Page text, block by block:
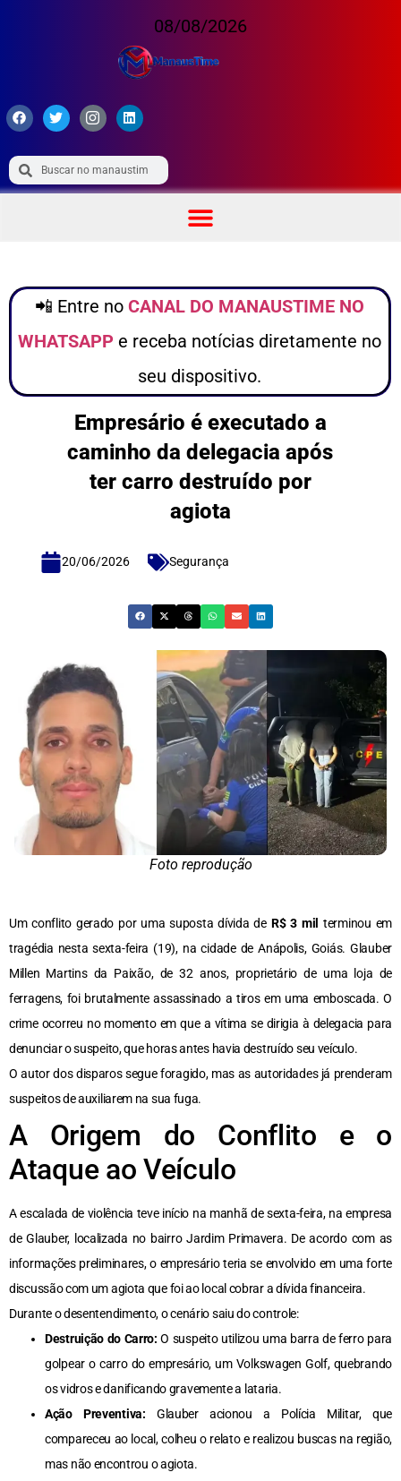
08/08/2026
📲 Entre no CANAL DO MANAUSTIME NO
WHATSAPP e receba notícias diretamente no
seu dispositivo.
Empresário é executado a
caminho da delegacia após
ter carro destruído por
agiota
20/06/2026 Segurança
Foto reprodução
Um conflito gerado por uma suposta dívida de R$ 3 mil terminou em
tragédia nesta sexta-feira (19), na cidade de Anápolis, Goiás. Glauber
Millen Martins da Paixão, de 32 anos, proprietário de uma loja de
ferragens, foi brutalmente assassinado a tiros em uma emboscada. O
crime ocorreu no momento em que a vítima se dirigia à delegacia para
denunciar o suspeito, que horas antes havia destruído seu veículo.
O autor dos disparos segue foragido, mas as autoridades já prenderam
suspeitos de auxiliarem na sua fuga.
A Origem do Conflito e o
Ataque ao Veículo
A escalada de violência teve início na manhã de sexta-feira, na empresa
de Glauber, localizada no bairro Jardim Primavera. De acordo com as
informações preliminares, o empresário teria se envolvido em uma forte
discussão com um agiota que foi ao local cobrar a dívida financeira.
Durante o desentendimento, o cenário saiu do controle:
Destruição do Carro: O suspeito utilizou uma barra de ferro para
golpear o carro do empresário, um Volkswagen Golf, quebrando
os vidros e danificando gravemente a lataria.
Ação Preventiva: Glauber acionou a Polícia Militar, que
compareceu ao local, colheu o relato e realizou buscas na região,
mas não encontrou o agiota.